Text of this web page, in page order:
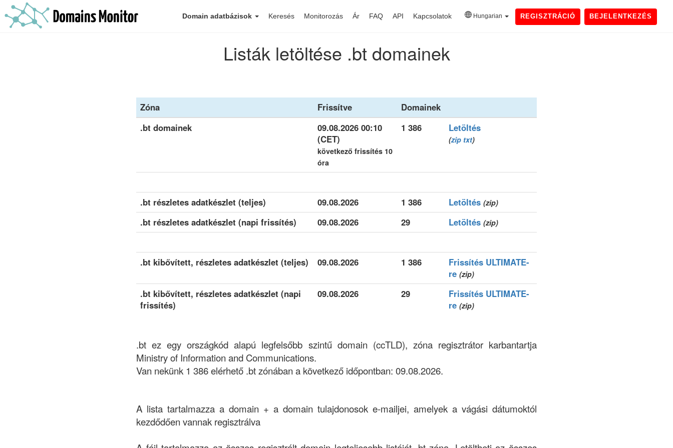
Domain adatbázisok Keresés Monitorozás Ár FAQ API Kapcsolatok Hungarian REGISZTRÁCIÓ BEJELENTKEZÉS
Listák letöltése .bt domainek
Zóna Frissítve
Domainek
.bt domainek
09.08.2026 00:10
(CET)
következő frissítés 10
óra
1 386 Letöltés
(zip txt)
.bt részletes adatkészlet (teljes) 09.08.2026 1 386 Letöltés (zip)
.bt részletes adatkészlet (napi frissítés) 09.08.2026 29 Letöltés (zip)
.bt kibővített, részletes adatkészlet (teljes) 09.08.2026 1 386
Frissítés ULTIMATE-
re (zip)
.bt kibővített, részletes adatkészlet (napi
frissítés)
09.08.2026 29
Frissítés ULTIMATE-
re (zip)
.bt ez egy országkód alapú legfelsőbb szintű domain (ccTLD), zóna regisztrátor karbantartja
Ministry of Information and Communications.
Van nekünk 1 386 elérhető .bt zónában a következő időpontban: 09.08.2026.
A lista tartalmazza a domain + a domain tulajdonosok e-mailjei, amelyek a vágási dátumoktól
kezdődően vannak regisztrálva